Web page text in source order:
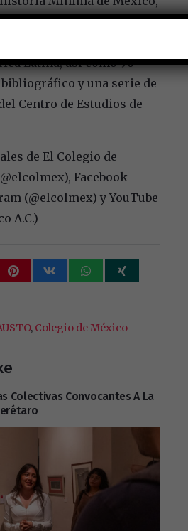
la colección de
Latina, así como 96
y una serie de
Centro de Estudios de
de El Colegio de
Facebook
(@elcolmex) y YouTube
A.C.)
, Colegio de México
Colectivas Convocantes A La